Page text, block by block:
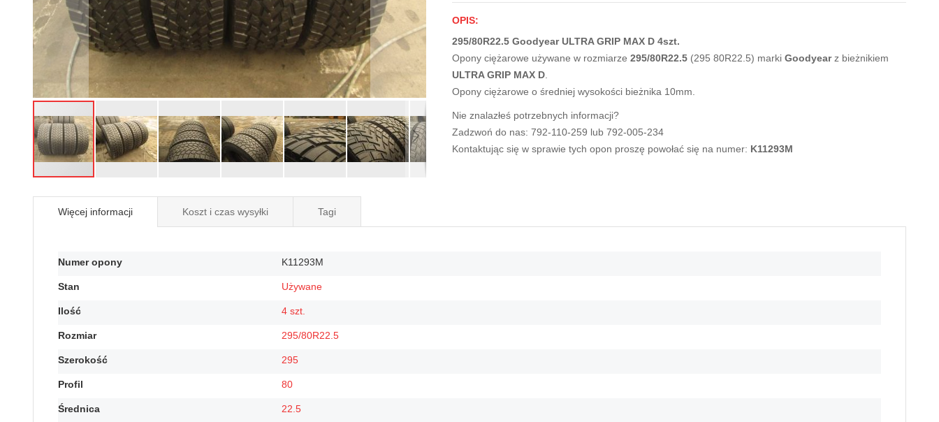
na
początek
OPIS:
295/80R22.5 Goodyear ULTRA GRIP MAX D 4szt.
Opony ciężarowe używane w rozmiarze 295/80R22.5 (295 80R22.5) marki Goodyearz bieżnikiem
ULTRA GRIP MAX D.
Opony ciężarowe o średniej wysokości bieżnika 10mm.
Nie znalazłeś potrzebnych informacji?
Zadzwoń do nas: 792-110-259 lub 792-005-234
Kontaktując się w sprawie tych opon proszę powołać się na numer: K11293M
Więcej informacji
Więcej
Numer opony K11293M
Stan Używane
Ilość 4 szt.
Rozmiar 295/80R22.5
Szerokość 295
Profil 80
Średnica 22.5
Koszt i czas wysyłki Tagi